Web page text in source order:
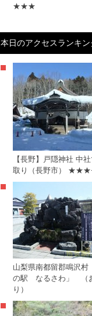
★★★
本日のアクセスランキン
【長野】戸隠神社 中
取り（長野市）
山梨県南都留郡鳴沢
の駅 なるさわ」 （
り）